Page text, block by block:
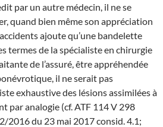
par un autre médecin, il ne se
quand bien même son appréciation
ajoute qu’une bandelette
termes de la spécialiste en chirurgie
de l’assuré, être appréhendée
il ne serait pas
exhaustive des lésions assimilées à
par analogie (cf. ATF 114 V 298
2016 du 23 mai 2017 consid. 4.1;